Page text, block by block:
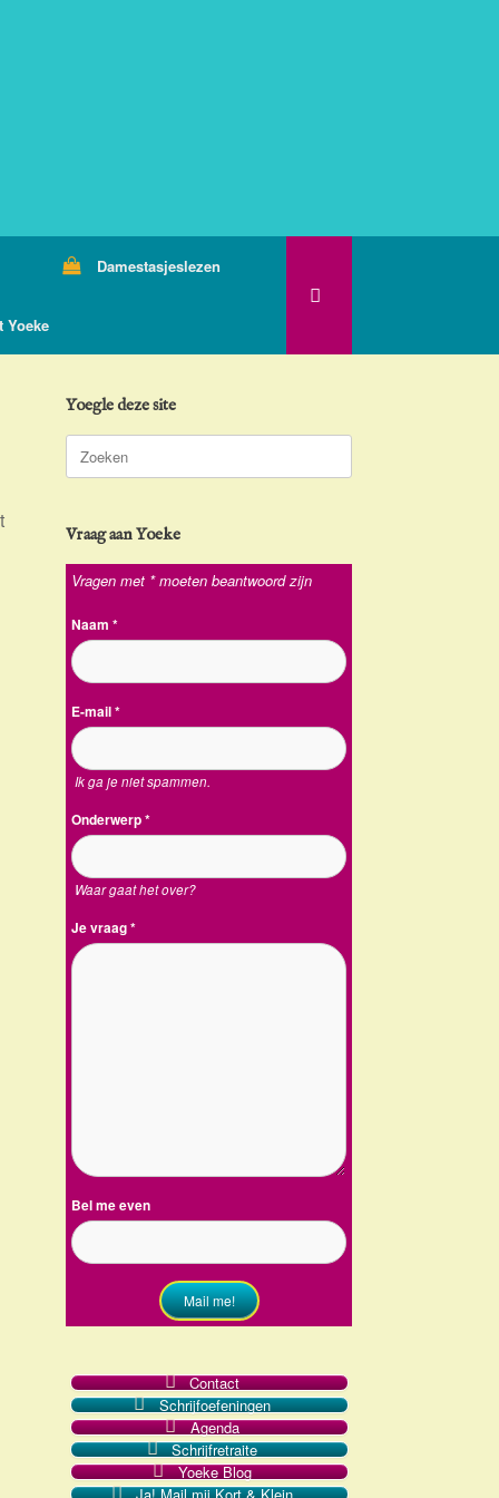
Damestasjeslezen
Yoeke
Yoegle deze site
Zoeken
naar:
Vraag aan Yoeke
Vragen met * moeten beantwoord zijn
Naam*
E-mail*
Ik ga je niet spammen.
Onderwerp*
Waar gaat het over?
Je vraag*
Bel me even
Mail me!
Contact
Schrijfoefeningen
Agenda
Schrijfretraite
Yoeke Blog